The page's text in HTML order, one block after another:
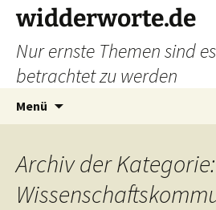
widderworte.de
Nur ernste Themen sind
betrachtet zu werden
Menü
Archiv der Kategorie: